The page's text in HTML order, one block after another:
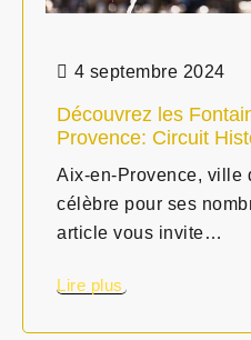
4 septembre 2024
Découvrez les
Provence: Circuit
Aix-en-Provence, ville
célèbre pour ses
article vous invite…
Lire plus